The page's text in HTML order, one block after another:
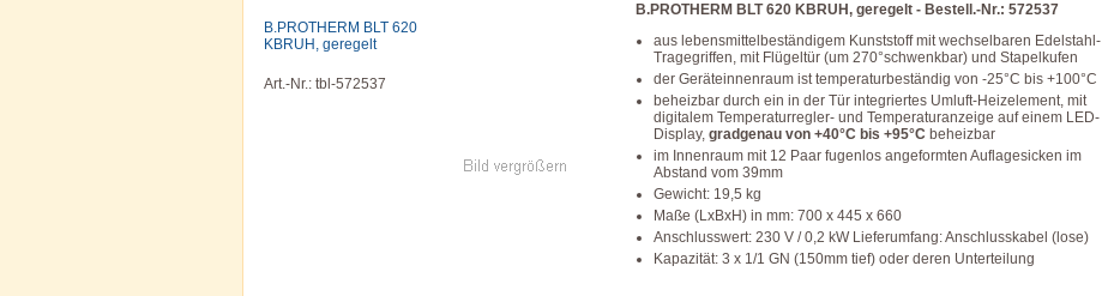
B.PROTHERM BLT 620
KBRUH, geregelt
Art.-Nr.: tbl-572537
B.PROTHERM BLT 620 KBRUH, geregelt - Bestell.-Nr.: 572537
aus lebensmittelbeständigem Kunststoff mit wechselbaren Edelstahl-
Tragegriffen, mit Flügeltür (um 270°schwenkbar) und Stapelkufen
der Geräteinnenraum ist temperaturbeständig von -25°C bis +100°C
beheizbar durch ein in der Tür integriertes Umluft-Heizelement, mit
digitalem Temperaturregler- und Temperaturanzeige auf einem LED-
Display, gradgenau von +40°C bis +95°C beheizbar
im Innenraum mit 12 Paar fugenlos angeformten Auflagesicken im
Abstand vom 39mm
Gewicht: 19,5 kg
Maße (LxBxH) in mm: 700 x 445 x 660
Anschlusswert: 230 V / 0,2 kW Lieferumfang: Anschlusskabel (lose)
Kapazität: 3 x 1/1 GN (150mm tief) oder deren Unterteilung